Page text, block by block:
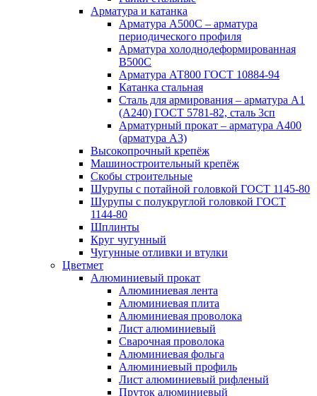
Арматура и катанка
Арматура А500С – арматура
периодического профиля
Арматура холоднодеформированная
В500С
Арматура АТ800 ГОСТ 10884-94
Катанка стальная
Сталь для армирования – арматура А1
(А240) ГОСТ 5781-82, сталь 3сп
Арматурный прокат – арматура А400
(арматура А3)
Высокопрочный крепёж
Машиностроительный крепёж
Скобы строительные
Шурупы с потайной головкой ГОСТ 1145-80
Шурупы с полукруглой головкой ГОСТ
1144-80
Шплинты
Круг чугунный
Чугунные отливки и втулки
Цветмет
Алюминиевый прокат
Алюминиевая лента
Алюминиевая плита
Алюминиевая проволока
Лист алюминиевый
Сварочная проволока
Алюминиевая фольга
Алюминиевый профиль
Лист алюминиевый рифленый
Пруток алюминиевый